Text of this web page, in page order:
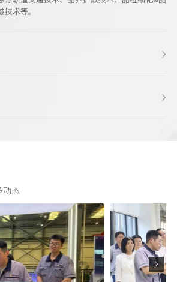
术等。
动态